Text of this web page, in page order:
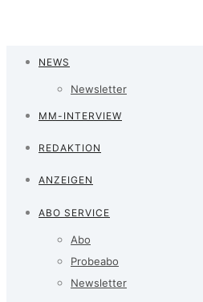
NEWS
Newsletter
MM-INTERVIEW
REDAKTION
ANZEIGEN
ABO SERVICE
Abo
Probeabo
Newsletter